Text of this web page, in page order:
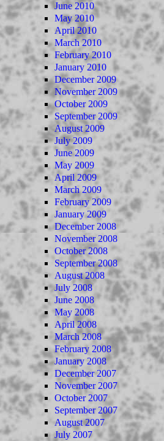
June 2010
May 2010
April 2010
March 2010
February 2010
January 2010
December 2009
November 2009
October 2009
September 2009
August 2009
July 2009
June 2009
May 2009
April 2009
March 2009
February 2009
January 2009
December 2008
November 2008
October 2008
September 2008
August 2008
July 2008
June 2008
May 2008
April 2008
March 2008
February 2008
January 2008
December 2007
November 2007
October 2007
September 2007
August 2007
July 2007